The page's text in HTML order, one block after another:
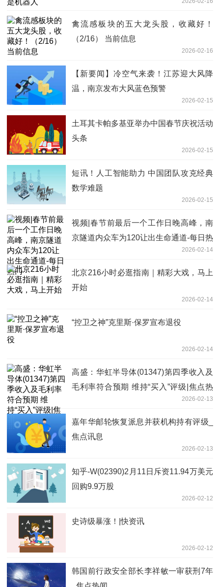
禽流感板块的五大龙头股，收藏好！
（2/16） 当前信息
2026-02-16
【新要闻】冷空气来袭！江苏迎大风降
温，南京发布大风蓝色预警
2026-02-15
土耳其卡帕多基亚举办中国春节庆祝活动
头条
2026-02-15
短讯！人工智能助力 中国团队攻克经典
数学难题
2026-02-15
视频|春节前最后一个工作日晚高峰，南
京隧道内众车为120让出生命通道-每日热
2026-02-14
北京216小时必逛指南｜精彩大戏，马上
开始
2026-02-14
“控卫之神”克里斯·保罗宣布退役
2026-02-14
高盛：华虹半导体(01347)第四季收入及
毛利率符合预期 维持“买入”评级|焦点热
2026-02-13
嘉年华邮轮恢复派息并获机构持有评级_
焦点讯息
2026-02-13
知乎-W(02390)2月11日斥资11.94万美元
回购9.9万股
2026-02-12
史诗级暴涨！|快资讯
2026-02-12
韩国前行政安全部长李祥敏一审获刑7年